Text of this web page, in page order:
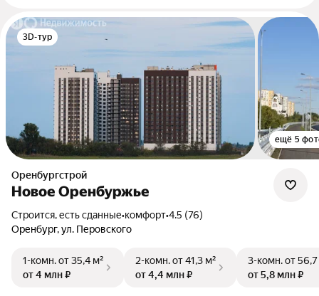
3D-тур
ещё 5
Оренбургстрой
Новое Оренбуржье
Строится, есть сданные•комфорт•4.5 (76)
Оренбург, ул. Перовского
1-комн.от 35,4 м²
от 4 млн ₽
2-комн.от 41,3 м²
от 4,4 млн ₽
3-комн.от
от 5,8 млн ₽